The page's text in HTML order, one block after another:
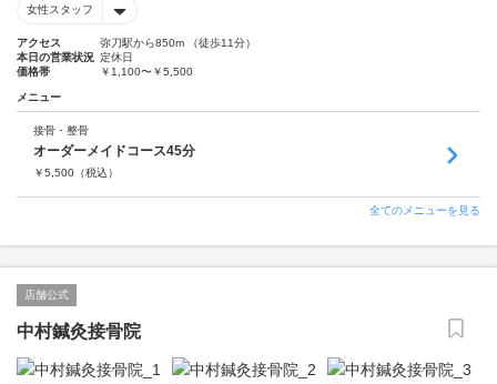
女性スタッフ
アクセス
弥刀駅から850m （徒歩11分）
本日の営業状況 定休日
価格帯
￥1,100〜￥5,500
メニュー
接骨・整骨
オーダーメイドコース45分
￥5,500 （税込）
全てのメニューを見る
店舗公式
中村鍼灸接骨院